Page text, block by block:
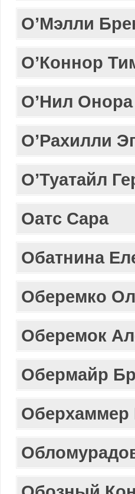
О’Mэлли
О’Коннор
О’Нил Онора
О’Рахилли
О’Туатайл
Оатс Сара
Обатнина
Оберемко
Оберемок
Обермайр
Оберхаммер